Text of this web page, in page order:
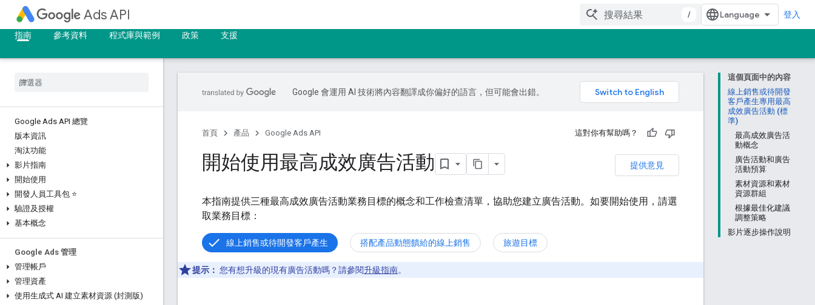
Ads API / 登入
指南 參考資料 程式庫與範例 政策 支援
Google Ads API 總覽
版本資訊
淘汰功能
影片指南
開始使用
開發人員工具包 ⭐
驗證及授權
基本概念
Google Ads 管理
管理帳戶
管理資產
使用生成式 AI 建立素材資源 (封測版)
這個頁面中的內容
線上銷售或待開發
客戶產生專用最高
成效廣告活動 (標
準)
最高成效廣告活
動概念
廣告活動和廣告
活動預算
素材資源和素材
資源群組
根據最佳化建議
調整策略
影片逐步操作說明
Google 會運用 AI 技術將內容翻譯成你偏好的語言，但可能會出錯。
首頁 產品 Google Ads API 這對你有幫助嗎？
提供意見
開始使用最高成效廣告活動
本指南提供三種最高成效廣告活動業務目標的概念和工作檢查清單，協助您建立廣告活動。如要開始使用，請選
取業務目標：
線上銷售或待開發客戶產生 搭配產品動態饋給的線上銷售 旅遊目標
提示： 您有想升級的現有廣告活動嗎？請參閱升級指南。